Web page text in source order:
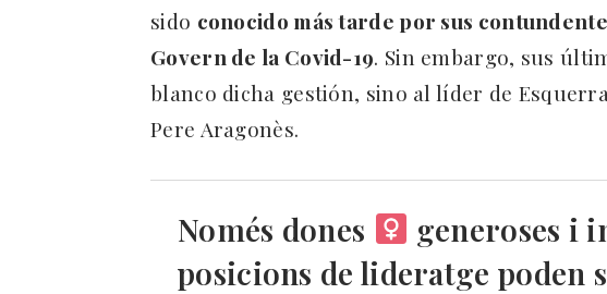
sido conocido más tarde por sus
Govern de la Covid-19. Sin embargo, sus
blanco dicha gestión, sino al líder de
Pere Aragonès.
Només dones
generoses i
posicions de lideratge poden